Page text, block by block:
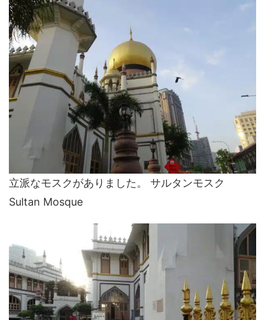
立派なモスクがありました。 サルタンモスク
Sultan Mosque